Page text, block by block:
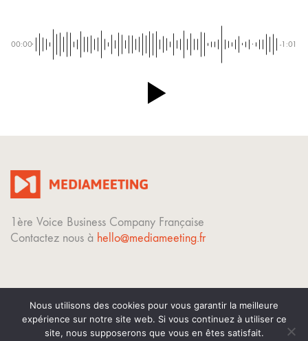
00:00 -1:01
1ère Voice Business Company Française
Contactez nous à hello@mediameeting.fr
© Copyright 2023. Tous droits réservés.
Nous utilisons des cookies pour vous garantir la meilleure
expérience sur notre site web. Si vous continuez à utiliser ce
site, nous supposerons que vous en êtes satisfait.